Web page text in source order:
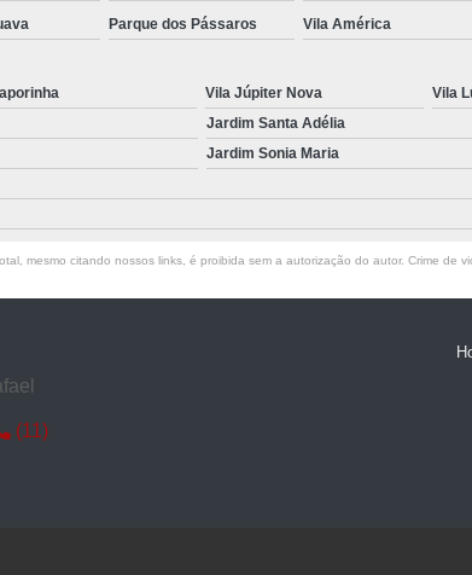
Portão Automático para Garagem
Portão de Aço para Comércio
Portão em Aço Comércio
Parque dos Pássaros Vila América
Vila Júpiter Nova Vila
Jardim Santa Adélia
Jardim Sonia Maria
mesmo citando nossos links, é proibida sem a autorização do autor. Crime de
(11)